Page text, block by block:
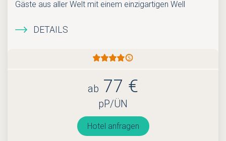
Gäste aus aller Welt mit einem einzigartigen Well
DETAILS
ab 77 €
pP/ÜN
Hotel anfragen